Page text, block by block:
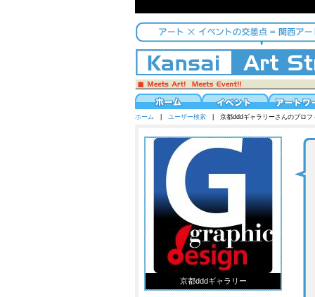
ホーム ユーザー検索 | 京都dddギャラリーさんのプロフ
京都dddギャラリー